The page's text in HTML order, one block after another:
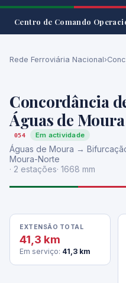
Centro de Comando
Rede Ferroviária Nacional›
Concordância
Águas de Moura
054 Em actividade
Águas de Moura →
Moura-Norte
· 2 estações· 1668 mm
EXTENSÃO TOTAL
41,3 km
Em serviço: 41,3 km